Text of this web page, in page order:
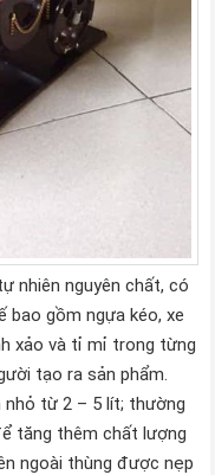
nhiên nguyên chất, có
bao gồm ngựa kéo, xe
xảo và tỉ mỉ trong từng
tạo ra sản phẩm.
từ 2 – 5 lít; thường
tăng thêm chất lượng
ngoài thùng được nẹp